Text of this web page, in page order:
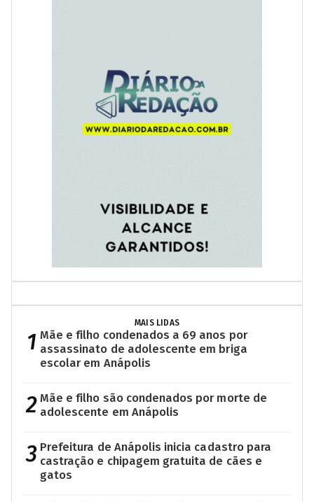
MAIS LIDAS
1 Mãe e filho condenados a 69 anos por
assassinato de adolescente em briga
escolar em Anápolis
2 Mãe e filho são condenados por morte de
adolescente em Anápolis
3 Prefeitura de Anápolis inicia cadastro para
castração e chipagem gratuita de cães e
gatos